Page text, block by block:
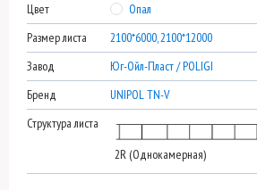
Цвет
Опал
Размер листа
2100*6000, 2100*12000
Завод
Юг-Ойл-Пласт / POLIGI
Бренд
UNIPOL TN-V
Структура листа
2R (Однокамерная)